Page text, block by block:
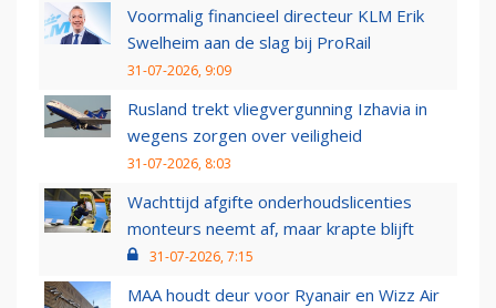
Voormalig financieel directeur KLM Erik
Swelheim aan de slag bij ProRail
31-07-2026, 9:09
Rusland trekt vliegvergunning Izhavia in
wegens zorgen over veiligheid
31-07-2026, 8:03
Wachttijd afgifte onderhoudslicenties
monteurs neemt af, maar krapte blijft
31-07-2026, 7:15
MAA houdt deur voor Ryanair en Wizz Air